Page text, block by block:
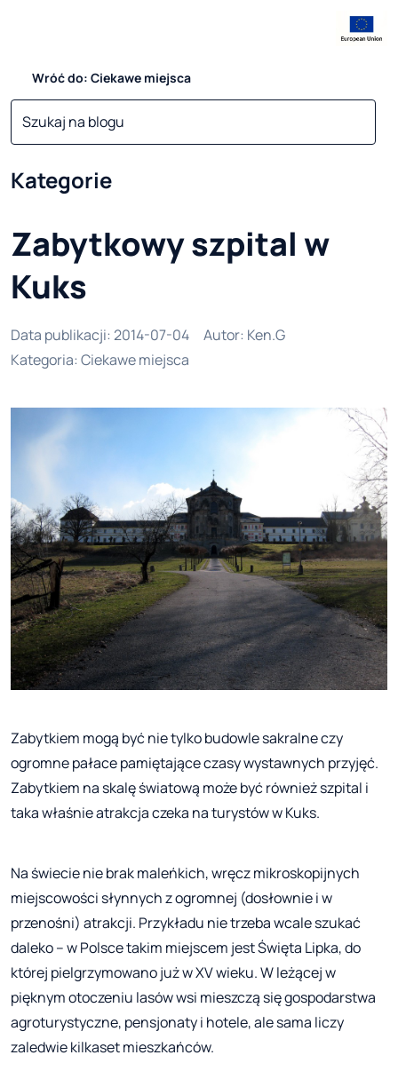
Wróć do: Ciekawe miejsca
Kategorie
Zabytkowy szpital w
Kuks
Data publikacji: 2014-07-04 Autor: Ken.G
Kategoria: Ciekawe miejsca
Zabytkiem mogą być nie tylko budowle sakralne czy
ogromne pałace pamiętające czasy wystawnych przyjęć.
Zabytkiem na skalę światową może być również szpital i
taka właśnie atrakcja czeka na turystów w Kuks.
Na świecie nie brak maleńkich, wręcz mikroskopijnych
miejscowości słynnych z ogromnej (dosłownie i w
przenośni) atrakcji. Przykładu nie trzeba wcale szukać
daleko – w Polsce takim miejscem jest Święta Lipka, do
której pielgrzymowano już w XV wieku. W leżącej w
pięknym otoczeniu lasów wsi mieszczą się gospodarstwa
agroturystyczne, pensjonaty i hotele, ale sama liczy
zaledwie kilkaset mieszkańców.